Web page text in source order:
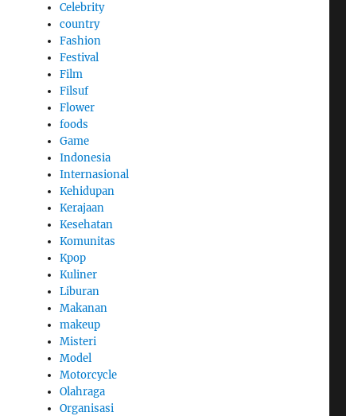
Celebrity
country
Fashion
Festival
Film
Filsuf
Flower
foods
Game
Indonesia
Internasional
Kehidupan
Kerajaan
Kesehatan
Komunitas
Kpop
Kuliner
Liburan
Makanan
makeup
Misteri
Model
Motorcycle
Olahraga
Organisasi